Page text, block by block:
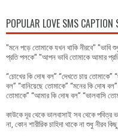
POPULAR LOVE SMS
"মনে পড়ে তোমাকে যখন থাকি নীরবে"
প্রতি পলকে" "আপন ভাবি তোমাকে আমার
“চোখের কি দোষ বল” “দেখতে চায় তোমাকে”
বল” “বানিয়েছে তোমাকে” “মনের কি দোষ
তোমাকে” “আমার কি দোষ বল” “ভালবাসি
কাউকে দূর থেকে ভালবাসাই সব থেকে
না, কোন শারীরিক চাহিদা থাকে না শুধু নীরব